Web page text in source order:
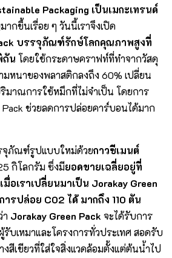
Packaging เป็นเมกะเทรนด์
กขึ้นเรื่อย ๆ วันนี้เราจึงเปิด
บรรจุภัณฑ์รักษ์โลกคุณภาพสูงที่
ถัน โดยใช้กระดาษคราฟท์ที่ทำจากวัสดุ
มหนาของพลาสติกลงถึง 60% เปลี่ยน
มาณการใช้หมึกที่ไม่จำเป็น โดยการ
Pack ช่วยลดการปล่อยคาร์บอนได้มาก
จุภัณฑ์รูปแบบใหม่ด้วยกาวซีเมนต์
กิโลกรัม ซึ่งมียอดขายเฉลี่ยอยู่ที่
อเราเปลี่ยนมาเป็น Jorakay Green
รปล่อย CO2 ได้ มากถึง 110 ตัน
า Jorakay Green Pack จะได้รับการ
บเหมาและโครงการทั่วประเทศ สอดรับ
สีเขียวที่ใส่ใจสิ่งแวดล้อมตั้งแต่ต้นน้ำไป